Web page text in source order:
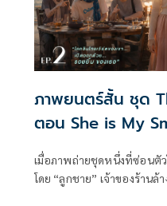
ภาพยนตร์สั้น ชุด
ตอน She is My
เมื่อภาพถ่ายชุดหนึ่งที่ซ่อน
โดย “ลูกชาย” เจ้าของร้าน